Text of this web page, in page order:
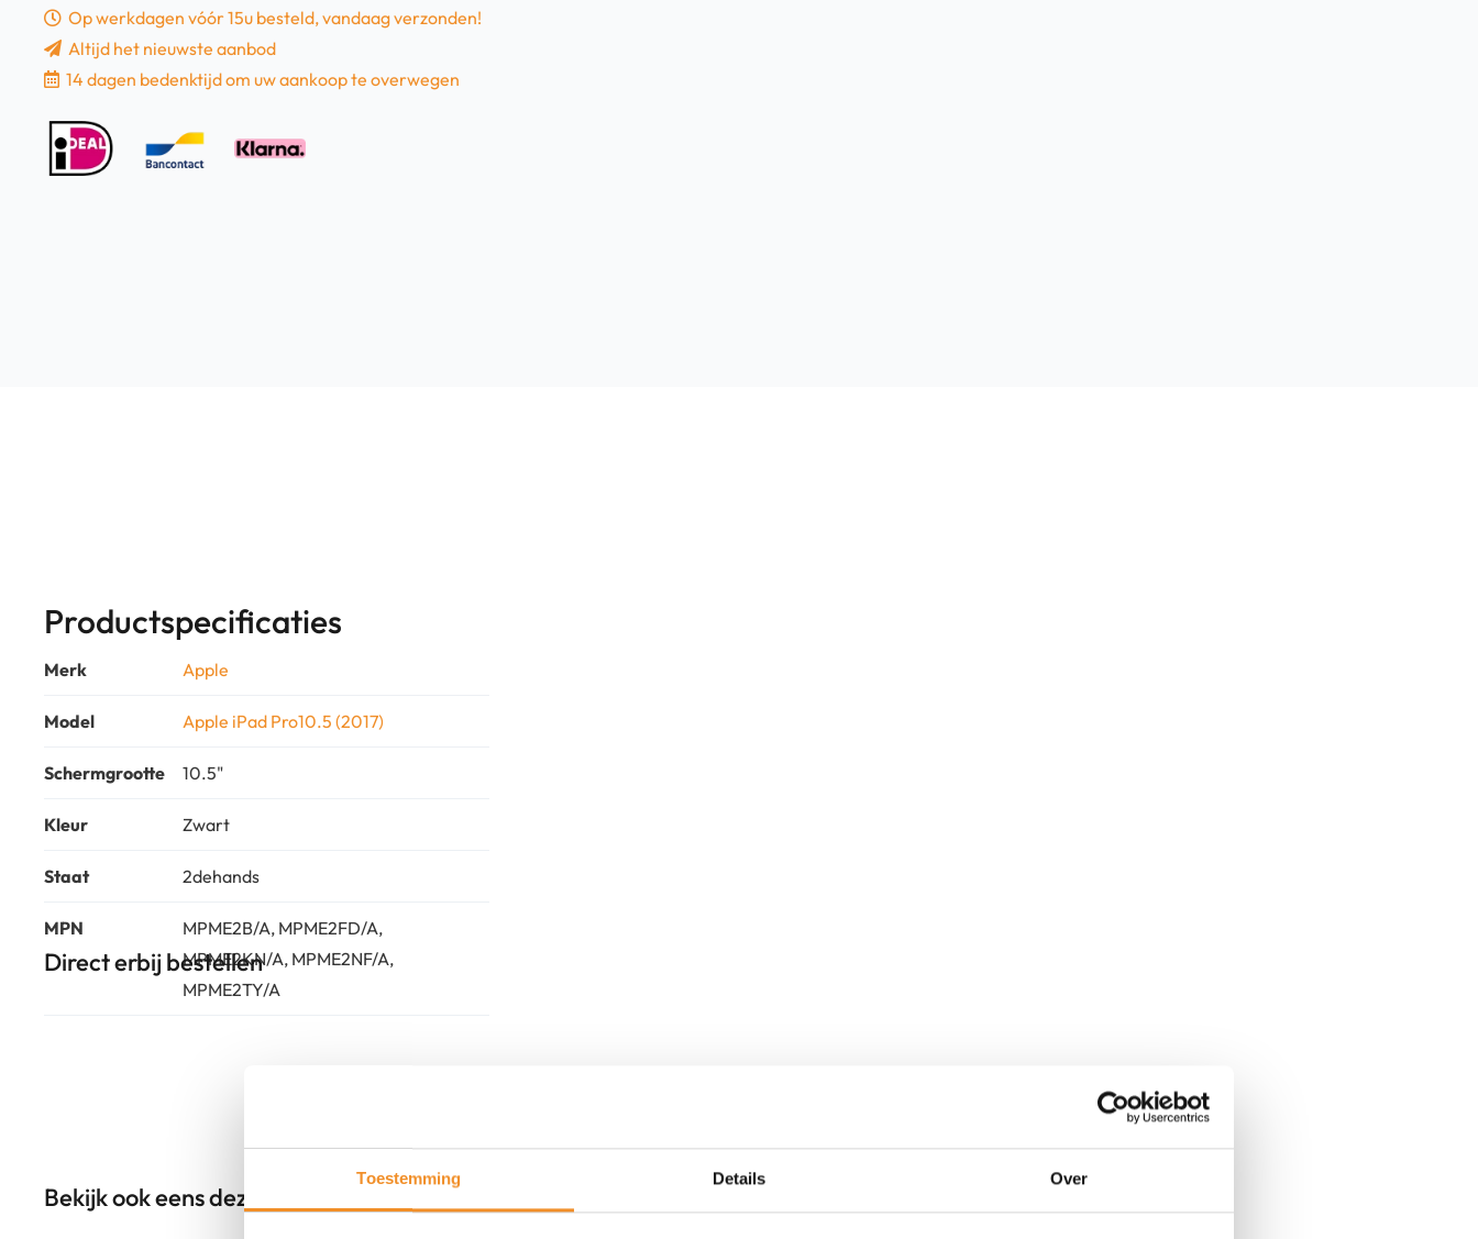
Toestemming Details Over
Op werkdagen vóór 15u besteld, vandaag verzonden!
Altijd het nieuwste aanbod
14 dagen bedenktijd om uw aankoop te overwegen
Productspecificaties
Merk Apple
Model Apple iPad Pro10.5 (2017)
Schermgrootte 10.5"
Kleur Zwart
Staat 2dehands
MPN
MPME2B/A, MPME2FD/A,
MPME2KN/A, MPME2NF/A,
MPME2TY/A
Direct erbij bestellen
Bekijk ook eens deze producten